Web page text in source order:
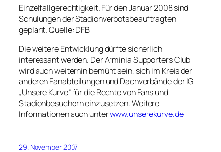
Einzelfallgerechtigkeit. Für den Januar 2008 sind
Schulungen der Stadionverbotsbeauftragten
geplant. Quelle: DFB
Die weitere Entwicklung dürfte sicherlich
interessant werden. Der Arminia Supporters Club
wird auch weiterhin bemüht sein, sich im Kreis der
anderen Fanabteilungen und Dachverbände der IG
„Unsere Kurve“ für die Rechte von Fans und
Stadionbesuchern einzusetzen. Weitere
Informationen auch unterwww.unserekurve.de
29. November 2007